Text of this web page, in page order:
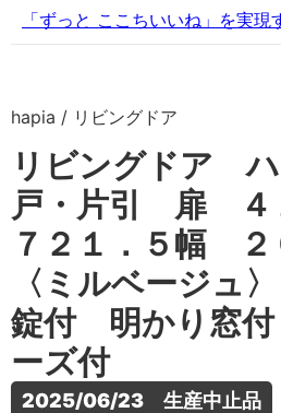
「ずっと ここちいいね」を実
hapia / リビングドア
リビングドア
戸・片引 扉 ４
７２１．５幅
〈ミルベージ
錠付 明かり窓
ーズ付
2025/06/23　生産中止品